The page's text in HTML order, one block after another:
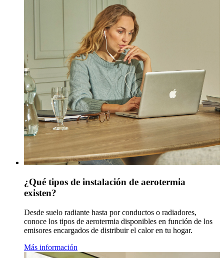
¿Qué tipos de instalación de aerotermia
existen?
Desde suelo radiante hasta por conductos o radiadores,
conoce los tipos de aerotermia disponibles en función de los
emisores encargados de distribuir el calor en tu hogar.
Más información